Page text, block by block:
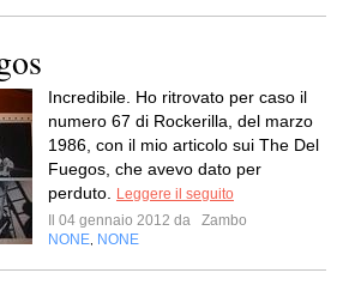
Incredibile. Ho ritrovato per caso il
numero 67 di Rockerilla, del marzo
1986, con il mio articolo sui The Del
Fuegos, che avevo dato per
perduto.
Leggere il seguito
Il 04 gennaio 2012 da
Zambo
NONE NONE